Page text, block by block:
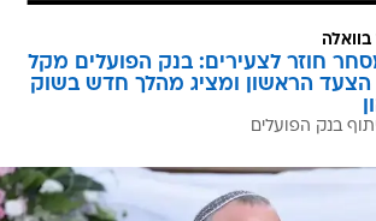
בוואלה
חוזר לצעירים: בנק הפועלים מקל
הצעד הראשון ומציג מהלך חדש בשוק
בנק הפועלים